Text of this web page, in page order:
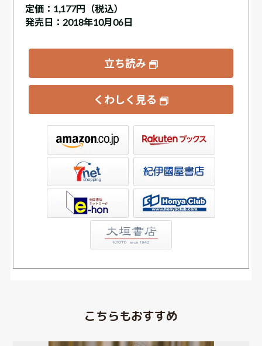
定価： 1,177円（税込）
発売日：2018年10月06日
立ち読み
くわしく見る
書店ウェブストア
こちらもおすすめ